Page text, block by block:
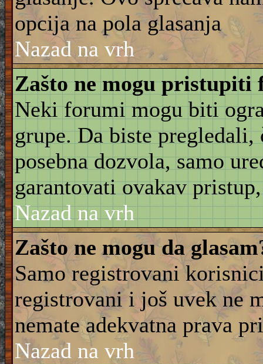
opcija na pola glasanja
Nazad na vrh
Zašto ne mogu pristupiti
Neki forumi mogu biti
grupe. Da biste
posebna dozvola, samo
garantovati ovakav
Nazad na vrh
Zašto ne mogu da
Samo registrovani
registrovani i još uvek ne
nemate adekvatna prava
Nazad na vrh